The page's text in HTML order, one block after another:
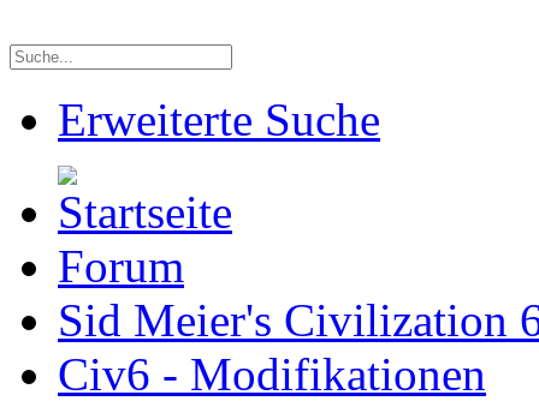
Erweiterte Suche
Forum
Sid Meier's Civilization
Civ6 - Modifikationen